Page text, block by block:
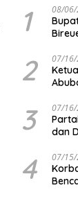
1 08/
2 07/
3 07/
dan
4 07/